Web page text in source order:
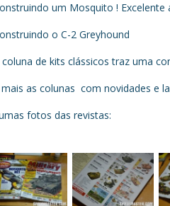
um Mosquito !
o C-2 Greyhound
coluna de kits clássicos traz uma
mais as colunas com novidades e
fotos das revistas: